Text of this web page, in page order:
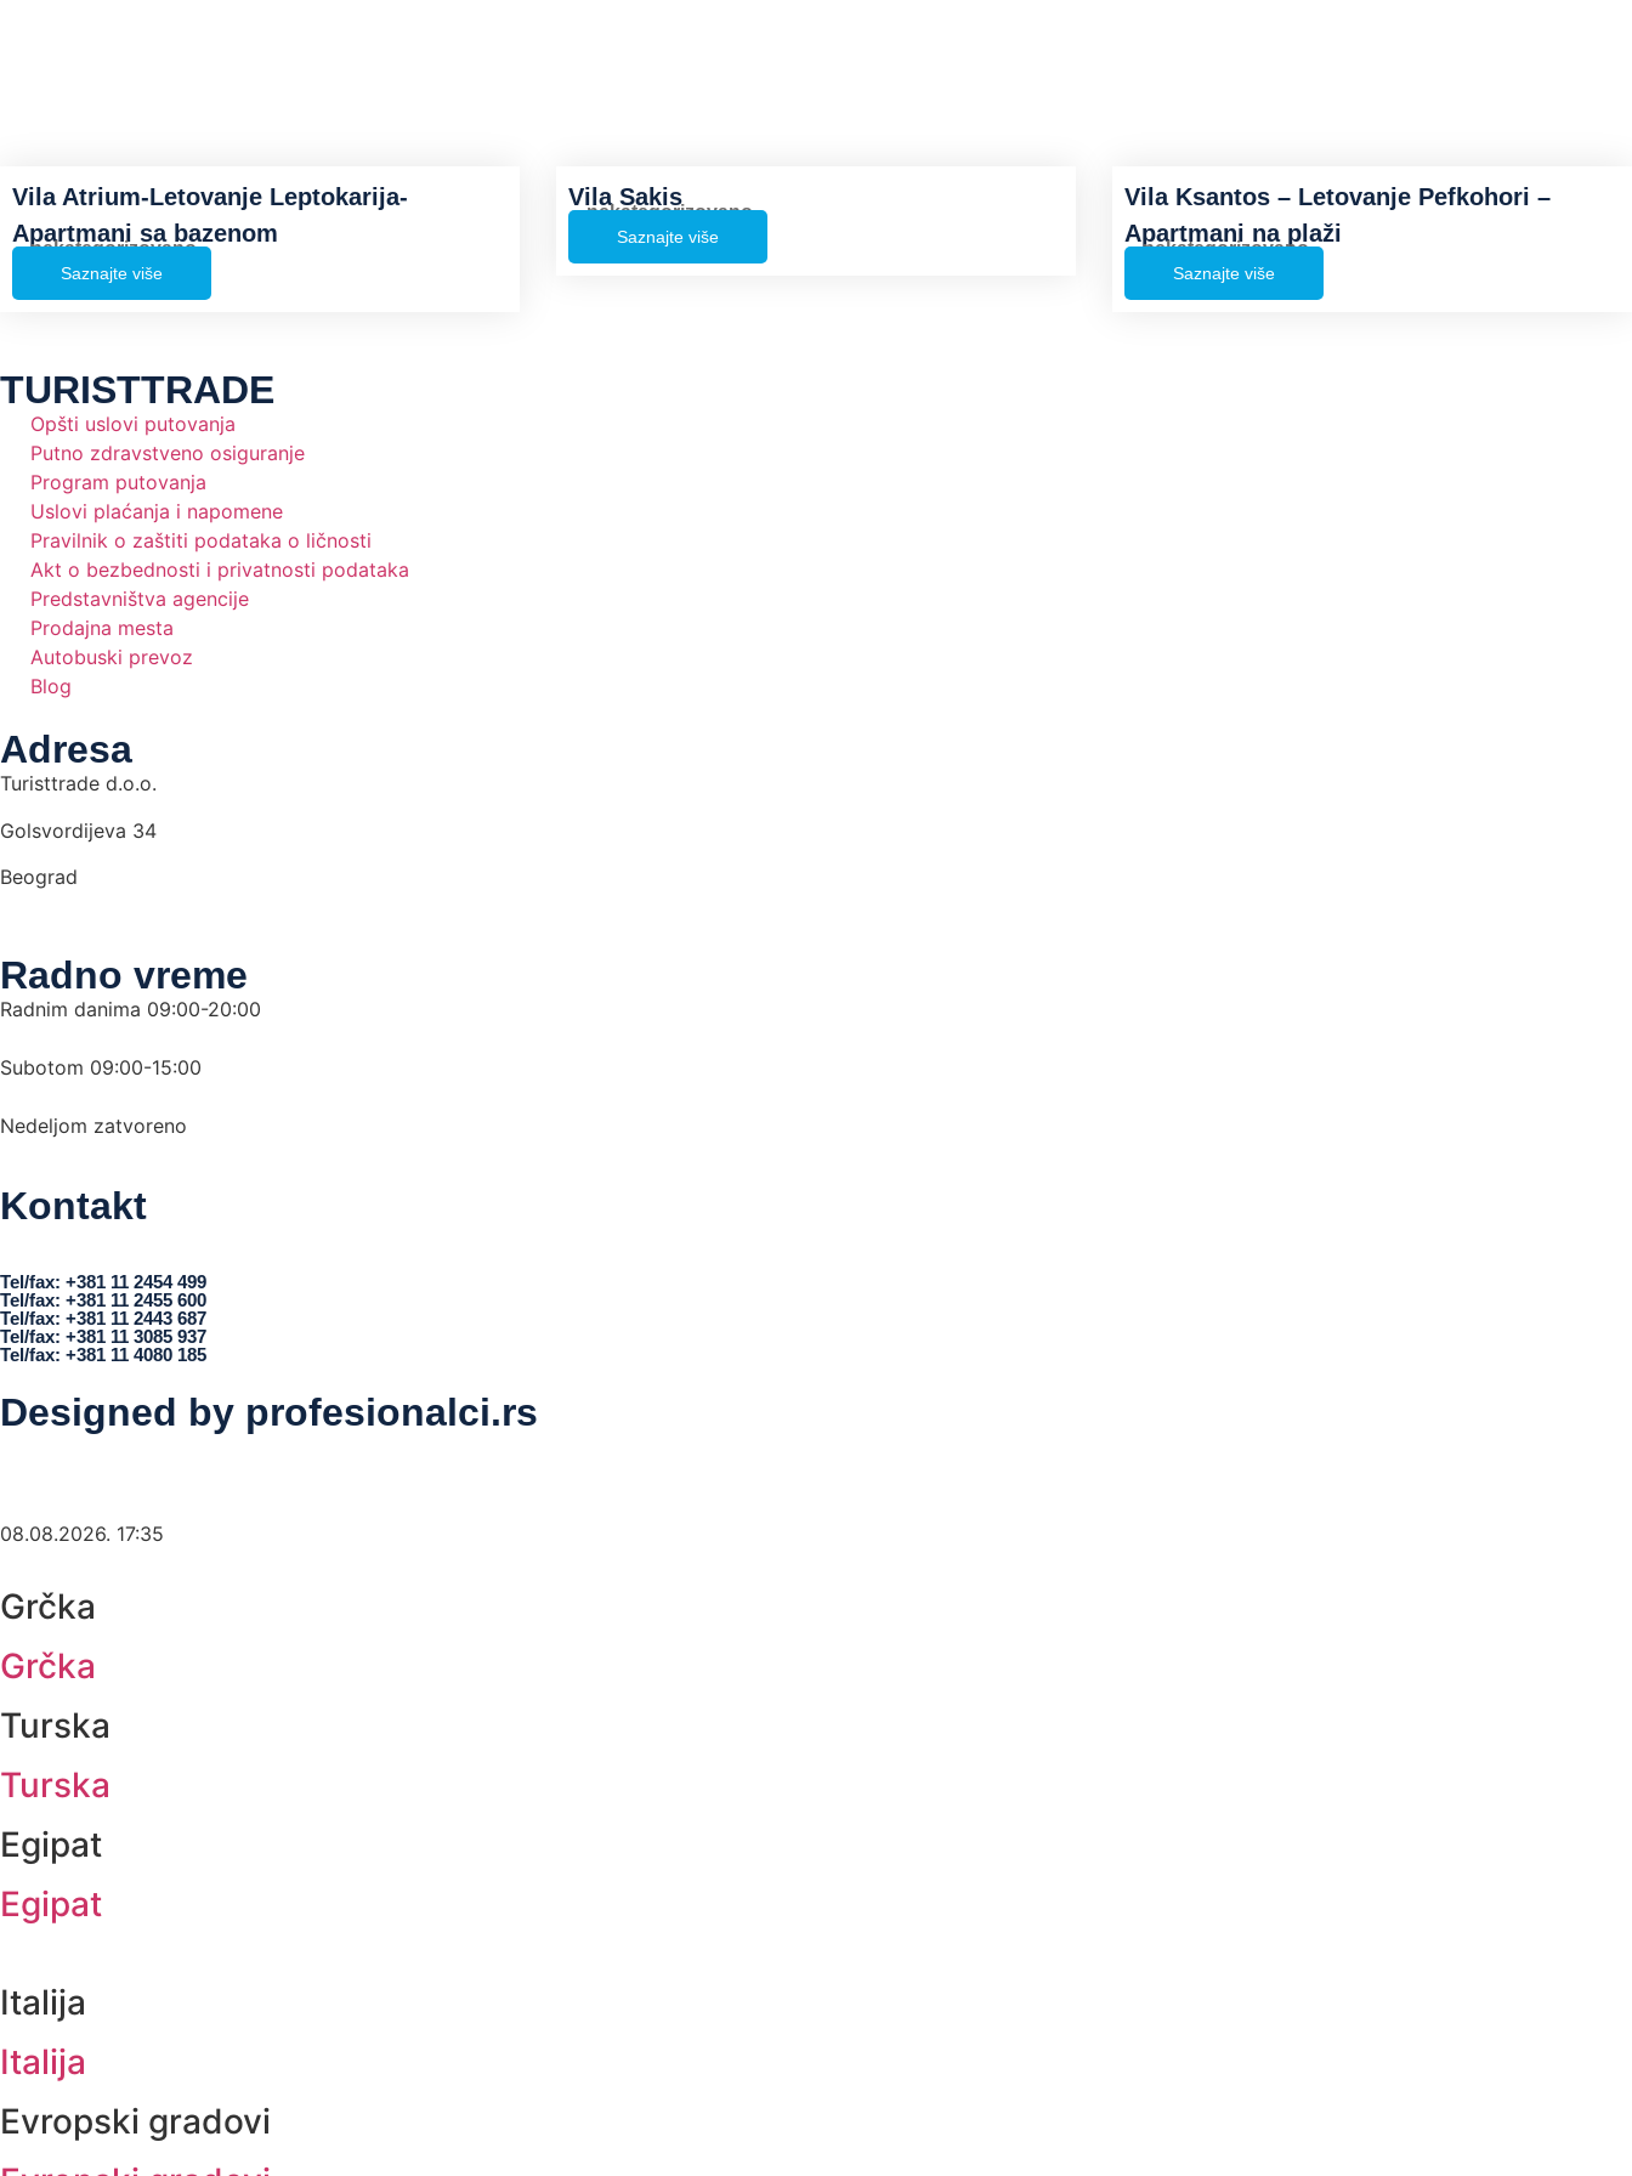
Vila Atrium-Letovanje Leptokarija-
Apartmani sa bazenom
nekategorizovano
Saznajte više
Vila Sakis
nekategorizovano
Saznajte više
Vila Ksantos – Letovanje Pefkohori –
Apartmani na plaži
nekategorizovano
Saznajte više
TURISTTRADE
Opšti uslovi putovanja
Putno zdravstveno osiguranje
Program putovanja
Uslovi plaćanja i napomene
Pravilnik o zaštiti podataka o ličnosti
Akt o bezbednosti i privatnosti podataka
Predstavništva agencije
Prodajna mesta
Autobuski prevoz
Blog
Adresa
Turisttrade d.o.o.
Golsvordijeva 34
Beograd
Radno vreme
Radnim danima 09:00-20:00
Subotom 09:00-15:00
Nedeljom zatvoreno
Kontakt
Tel/fax: +381 11 2454 499
Tel/fax: +381 11 2455 600
Tel/fax: +381 11 2443 687
Tel/fax: +381 11 3085 937
Tel/fax: +381 11 4080 185
Designed by profesionalci.rs
08.08.2026. 17:35
Grčka
Grčka
Turska
Turska
Egipat
Egipat
Italija
Italija
Evropski gradovi